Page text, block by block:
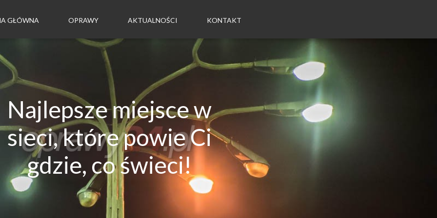
GŁÓWNA OPRAWY AKTUALNOŚCI KONTAKT
Najlepsze miejsce w
sieci, które powie Ci
gdzie, co świeci!